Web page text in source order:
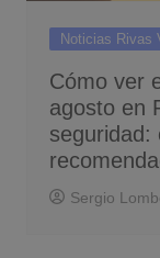
Noticias Rivas
Cómo ver
agosto en
seguridad:
Sergio